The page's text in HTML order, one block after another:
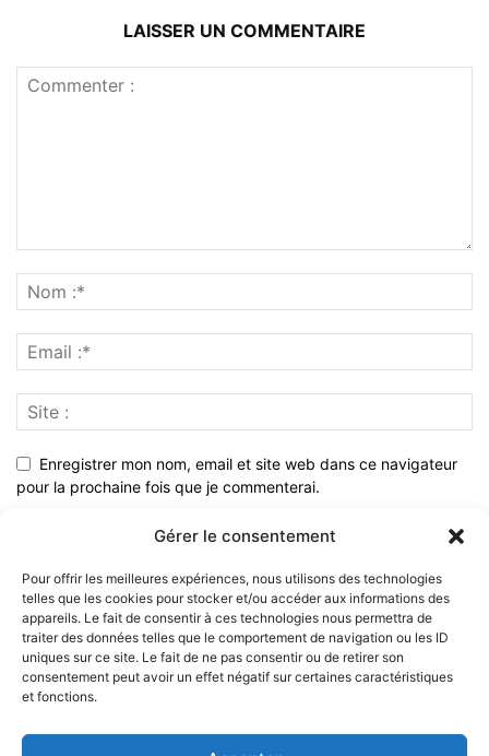
Gérer le consentement
Pour offrir les meilleures expériences, nous utilisons des technologies
telles que les cookies pour stocker et/ou accéder aux informations des
appareils. Le fait de consentir à ces technologies nous permettra de
traiter des données telles que le comportement de navigation ou les ID
uniques sur ce site. Le fait de ne pas consentir ou de retirer son
consentement peut avoir un effet négatif sur certaines caractéristiques
et fonctions.
LAISSER UN COMMENTAIRE
Enregistrer mon nom, email et site web dans ce navigateur
pour la prochaine fois que je commenterai.
À PROPOS